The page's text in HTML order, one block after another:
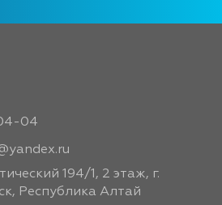
04
194/1, 2 этаж, г.
Республика Алтай